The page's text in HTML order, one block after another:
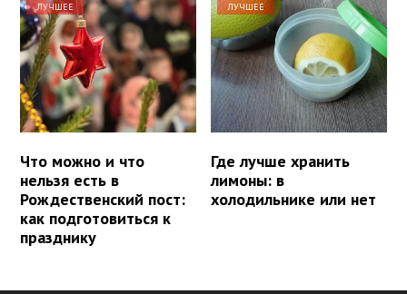
ЛУЧШЕЕ
Что можно и что
нельзя есть в
Рождественский пост:
как подготовиться к
празднику
ЛУЧШЕЕ
Где лучше хранить
лимоны: в
холодильнике или нет